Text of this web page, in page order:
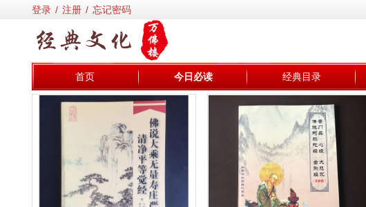
登录 / 注册 / 忘记密码
首页 今日必读 经典目录